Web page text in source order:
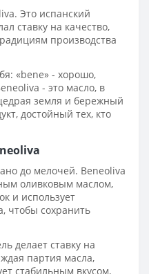
Это испанский
ставку на качество,
производства
«bene» - хорошо,
- это масло, в
земля и бережный
достойный тех, кто
до мелочей. Beneoliva
оливковым маслом,
и использует
чтобы сохранить
делает ставку на
партия масла,
стабильным вкусом,